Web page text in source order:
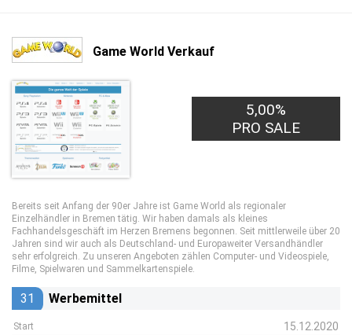
Game World Verkauf
5,00%
PRO SALE
Bereits seit Anfang der 90er Jahre ist Game World als regionaler
Einzelhändler in Bremen tätig. Wir haben damals als kleines
Fachhandelsgeschäft im Herzen Bremens begonnen. Seit mittlerweile über 20
Jahren sind wir auch als Deutschland- und Europaweiter Versandhändler
sehr erfolgreich. Zu unseren Angeboten zählen Computer- und Videospiele,
Filme, Spielwaren und Sammelkartenspiele.
31 Werbemittel
Start 15.12.2020